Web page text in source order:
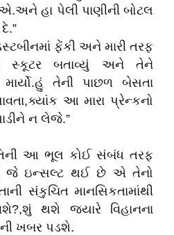
હા પેલી પાણીની બોટલ
ફેંકી અને મારી તરફ
સ્કૂટર બતાવ્યું અને તેને
માર્યો.હું તેની પાછળ બેસતા
આ મારા પ્રેન્કનો
ન લેજે.”
આ ભૂલ કોઈ સંબંધ તરફ
જે ઇન્સલ્ટ થઈ છે એ તેનો
સંકુચિત માનસિકતામાંથી
થશે જ્યારે વિહાનના
ખબર પડશે.